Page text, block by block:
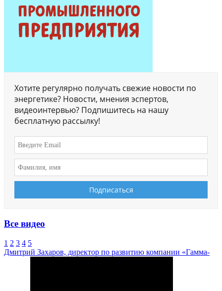
Хотите регулярно получать свежие новости по
энергетике? Новости, мнения эспертов,
видеоинтервью? Подпишитесь на нашу
бесплатную рассылку!
Все видео
1 2 3 4 5
Дмитрий Захаров, директор по развитию компании «Гамма-